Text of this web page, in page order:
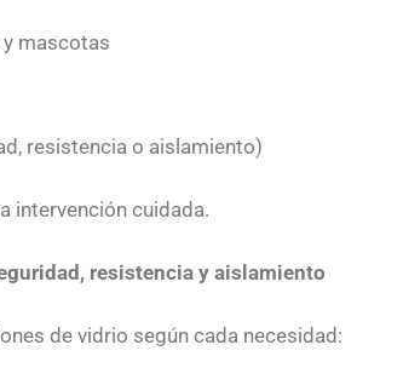
mascotas
resistencia o aislamiento)
intervención cuidada.
resistencia y aislamiento
de vidrio según cada necesidad: